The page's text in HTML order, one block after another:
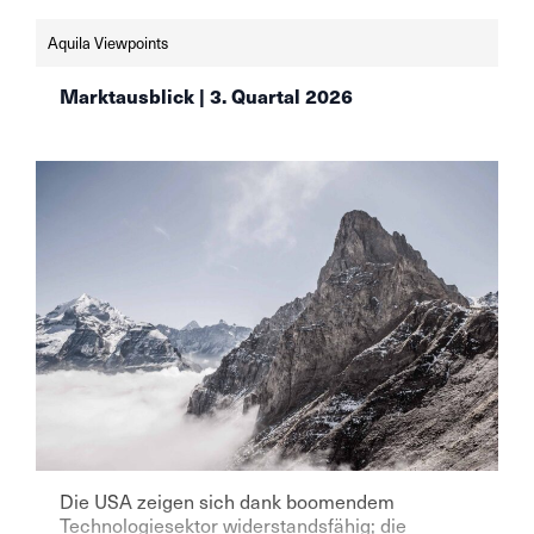
schweizer-vermoegensverwalter-setzen-weiter-
Aquila Viewpoints
Marktausblick | 3. Quartal 2026
Die USA zeigen sich dank boomendem
Technologiesektor widerstandsfähig; die